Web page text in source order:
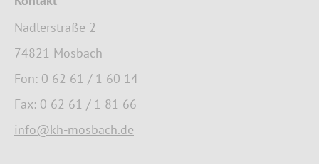
Nadlerstraße 2
74821 Mosbach
Fon: 0 62 61 / 1 60 14
Fax: 0 62 61 / 1 81 66
info@kh-mosbach.de